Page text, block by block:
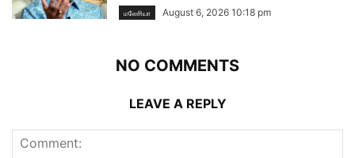
மலேசியா August 6, 2026 10:18 pm
NO COMMENTS
LEAVE A REPLY